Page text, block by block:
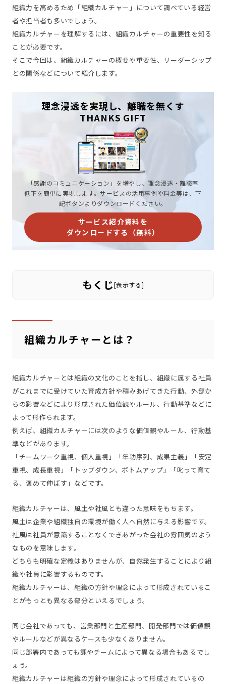
組織力を高めるため「組織カルチャー」について調べている経営
者や担当者も多いでしょう。
組織カルチャーを理解するには、組織カルチャーの重要性を知る
ことが必要です。
そこで今回は、組織カルチャーの概要や重要性、リーダーシップ
との関係などについて紹介します。
理念浸透を実現し、離職を無くす
THANKS GIFT
「感謝のコミュニケーション」を増やし、理念浸透・離職率
低下を簡単に実現します。サービスの活用事例や料金等は、下
記ボタンよりダウンロードください。
サービス紹介資料を
ダウンロードする（無料）
もくじ[表示する]
組織カルチャーとは？
組織カルチャーとは組織の文化のことを指し、組織に属する社員
がこれまでに受けていた育成方針や積みあげてきた行動、外部か
らの影響などにより形成された価値観やルール、行動基準などに
よって形作られます。
例えば、組織カルチャーには次のような価値観やルール、行動基
準などがあります。
「チームワーク重視、個人重視」「年功序列、成果主義」「安定
重視、成長重視」「トップダウン、ボトムアップ」「叱って育て
る、褒めて伸ばす」などです。
組織カルチャーは、風土や社風とも違った意味をもちます。
風土は企業や組織独自の環境が働く人へ自然に与える影響です。
社風は社員が意識することなくできあがった会社の雰囲気のよう
なものを意味します。
どちらも明確な定義はありませんが、自然発生することにより組
織や社員に影響するものです。
組織カルチャーは、組織の方針や理念によって形成されているこ
とがもっとも異なる部分といえるでしょう。
同じ会社であっても、営業部門と生産部門、開発部門では価値観
やルールなどが異なるケースも少なくありません。
同じ部署内であっても課やチームによって異なる場合もあるでし
ょう。
組織カルチャーは組織の方針や理念によって形成されているの